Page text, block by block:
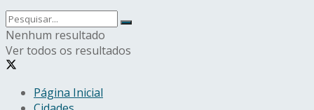
Nenhum resultado
Ver todos os resultados
Página Inicial